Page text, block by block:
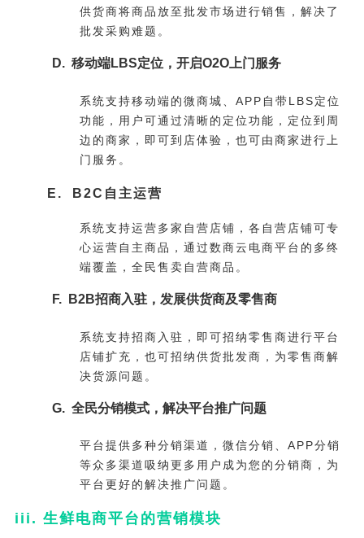
供货商将商品放至批发市场进行销售，解决了
批发采购难题。
D. 移动端LBS定位，开启O2O上门服务
系统支持移动端的微商城、APP自带LBS定位
功能，用户可通过清晰的定位功能，定位到周
边的商家，即可到店体验，也可由商家进行上
门服务。
E. B2C自主运营
系统支持运营多家自营店铺，各自营店铺可专
心运营自主商品，通过数商云电商平台的多终
端覆盖，全民售卖自营商品。
F. B2B招商入驻，发展供货商及零售商
系统支持招商入驻，即可招纳零售商进行平台
店铺扩充，也可招纳供货批发商，为零售商解
决货源问题。
G. 全民分销模式，解决平台推广问题
平台提供多种分销渠道，微信分销、APP分销
等众多渠道吸纳更多用户成为您的分销商，为
平台更好的解决推广问题。
iii. 生鲜电商平台的营销模块